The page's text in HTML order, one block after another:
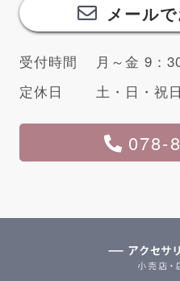
メール
受付時間
月～金 9：
定休日
土・日・祝日
078-